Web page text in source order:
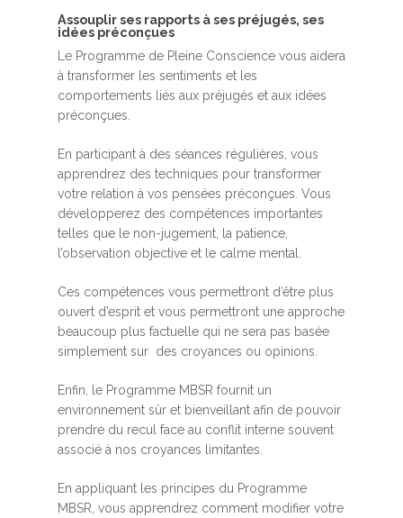
Assouplir ses rapports à ses préjugés, ses
idées préconçues
Le Programme de Pleine Conscience vous aidera
à transformer les sentiments et les
comportements liés aux préjugés et aux idées
préconçues.
En participant à des séances régulières, vous
apprendrez des techniques pour transformer
votre relation à vos pensées préconçues. Vous
développerez des compétences importantes
telles que le non-jugement, la patience,
l’observation objective et le calme mental.
Ces compétences vous permettront d’être plus
ouvert d’esprit et vous permettront une approche
beaucoup plus factuelle qui ne sera pas basée
simplement sur des croyances ou opinions.
Enfin, le Programme MBSR fournit un
environnement sûr et bienveillant afin de pouvoir
prendre du recul face au conflit interne souvent
associé à nos croyances limitantes.
En appliquant les principes du Programme
MBSR, vous apprendrez comment modifier votre